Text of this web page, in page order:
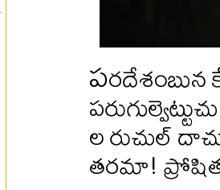
పరదేశంబున
ల రుచుల్
తరమా!